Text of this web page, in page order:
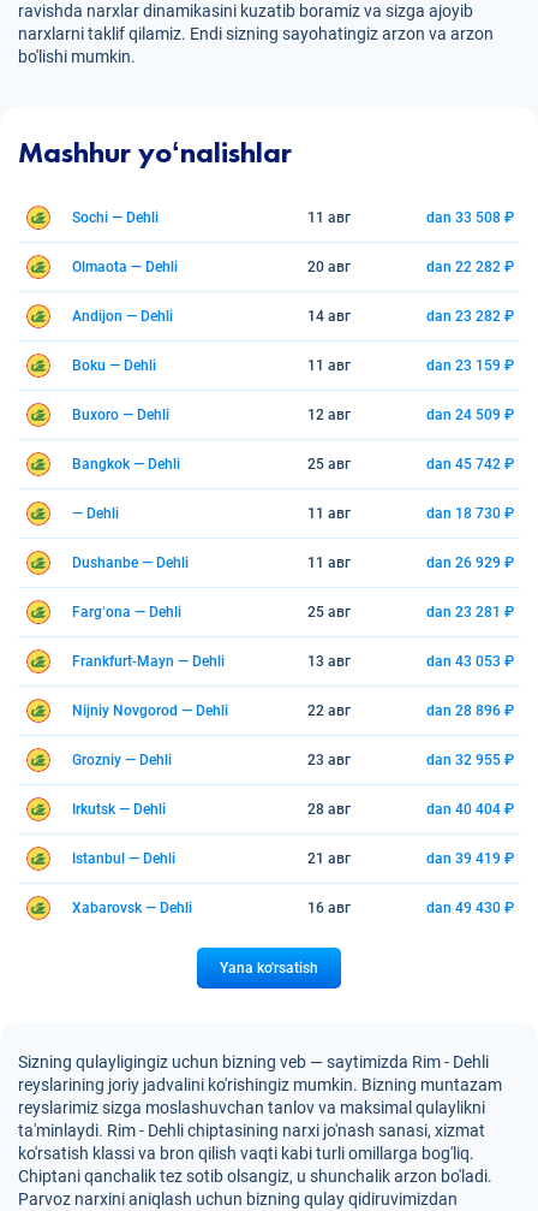
ravishda narxlar dinamikasini kuzatib boramiz va sizga ajoyib
narxlarni taklif qilamiz. Endi sizning sayohatingiz arzon va arzon
bo'lishi mumkin.
Mashhur yoʻnalishlar
Sochi — Dehli 11 авг dan 33 508 ₽
Olmaota — Dehli 20 авг dan 22 282 ₽
Andijon — Dehli 14 авг dan 23 282 ₽
Boku — Dehli 11 авг dan 23 159 ₽
Buxoro — Dehli 12 авг dan 24 509 ₽
Bangkok — Dehli 25 авг dan 45 742 ₽
— Dehli 11 авг dan 18 730 ₽
Dushanbe — Dehli 11 авг dan 26 929 ₽
Fargʻona — Dehli 25 авг dan 23 281 ₽
Frankfurt-Mayn — Dehli 13 авг dan 43 053 ₽
Nijniy Novgorod — Dehli 22 авг dan 28 896 ₽
Grozniy — Dehli 23 авг dan 32 955 ₽
Irkutsk — Dehli 28 авг dan 40 404 ₽
Istanbul — Dehli 21 авг dan 39 419 ₽
Xabarovsk — Dehli 16 авг dan 49 430 ₽
Yana ko'rsatish
Sizning qulayligingiz uchun bizning veb — saytimizda Rim - Dehli
reyslarining joriy jadvalini ko'rishingiz mumkin. Bizning muntazam
reyslarimiz sizga moslashuvchan tanlov va maksimal qulaylikni
ta'minlaydi. Rim - Dehli chiptasining narxi jo'nash sanasi, xizmat
ko'rsatish klassi va bron qilish vaqti kabi turli omillarga bog'liq.
Chiptani qanchalik tez sotib olsangiz, u shunchalik arzon bo'ladi.
Parvoz narxini aniqlash uchun bizning qulay qidiruvimizdan